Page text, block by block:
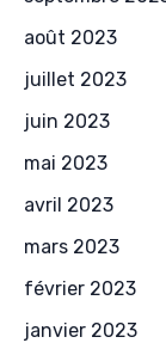
août 2023
juillet 2023
juin 2023
mai 2023
avril 2023
mars 2023
février 2023
janvier 2023